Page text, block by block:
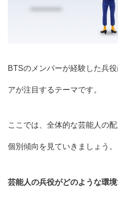
BTSのメンバーが経験した兵
アが注目するテーマです。
ここでは、全体的な芸能人の
個別傾向を見ていきましょう。
芸能人の兵役がどのような環